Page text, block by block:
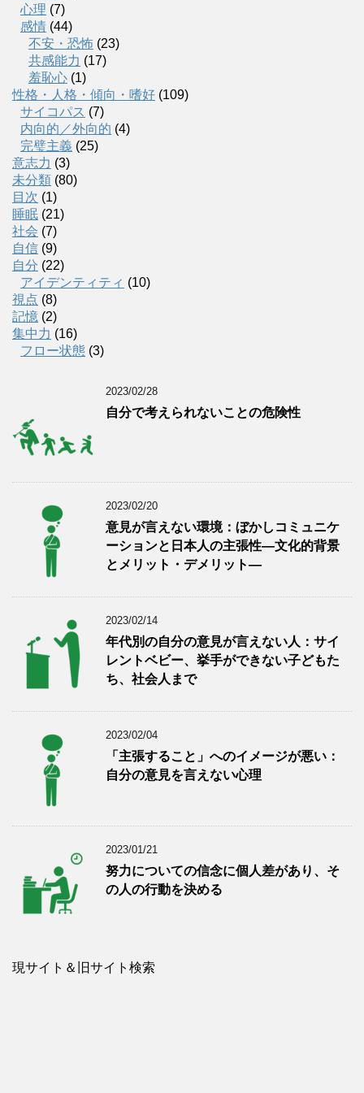
心理 (7)
感情 (44)
不安・恐怖 (23)
共感能力 (17)
羞恥心 (1)
性格・人格・傾向・嗜好 (109)
サイコパス (7)
内向的／外向的 (4)
完璧主義 (25)
意志力 (3)
未分類 (80)
目次 (1)
睡眠 (21)
社会 (7)
自信 (9)
自分 (22)
アイデンティティ (10)
視点 (8)
記憶 (2)
集中力 (16)
フロー状態 (3)
2023/02/28
自分で考えられないことの危険性
2023/02/20
意見が言えない環境：ぼかしコミュニケ
ーションと日本人の主張性―文化的背景
とメリット・デメリット―
2023/02/14
年代別の自分の意見が言えない人：サイ
レントベビー、挙手ができない子どもた
ち、社会人まで
2023/02/04
「主張すること」へのイメージが悪い：
自分の意見を言えない心理
2023/01/21
努力についての信念に個人差があり、そ
の人の行動を決める
現サイト＆旧サイト検索